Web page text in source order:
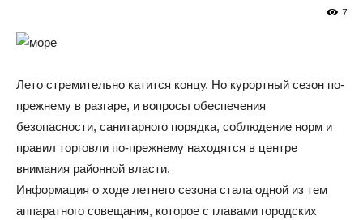
7
Лето стремительно катится концу. Но курортный сезон по-
прежнему в разгаре, и вопросы обеспечения
безопасности, санитарного порядка, соблюдение норм и
правил торговли по-прежнему находятся в центре
внимания районной власти.
Информация о ходе летнего сезона стала одной из тем
аппаратного совещания, которое с главами городских